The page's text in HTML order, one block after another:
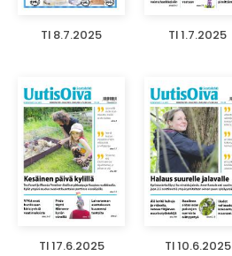
TI 8.7.2025 TI 1.7.2025
TI 17.6.2025 TI 10.6.2025